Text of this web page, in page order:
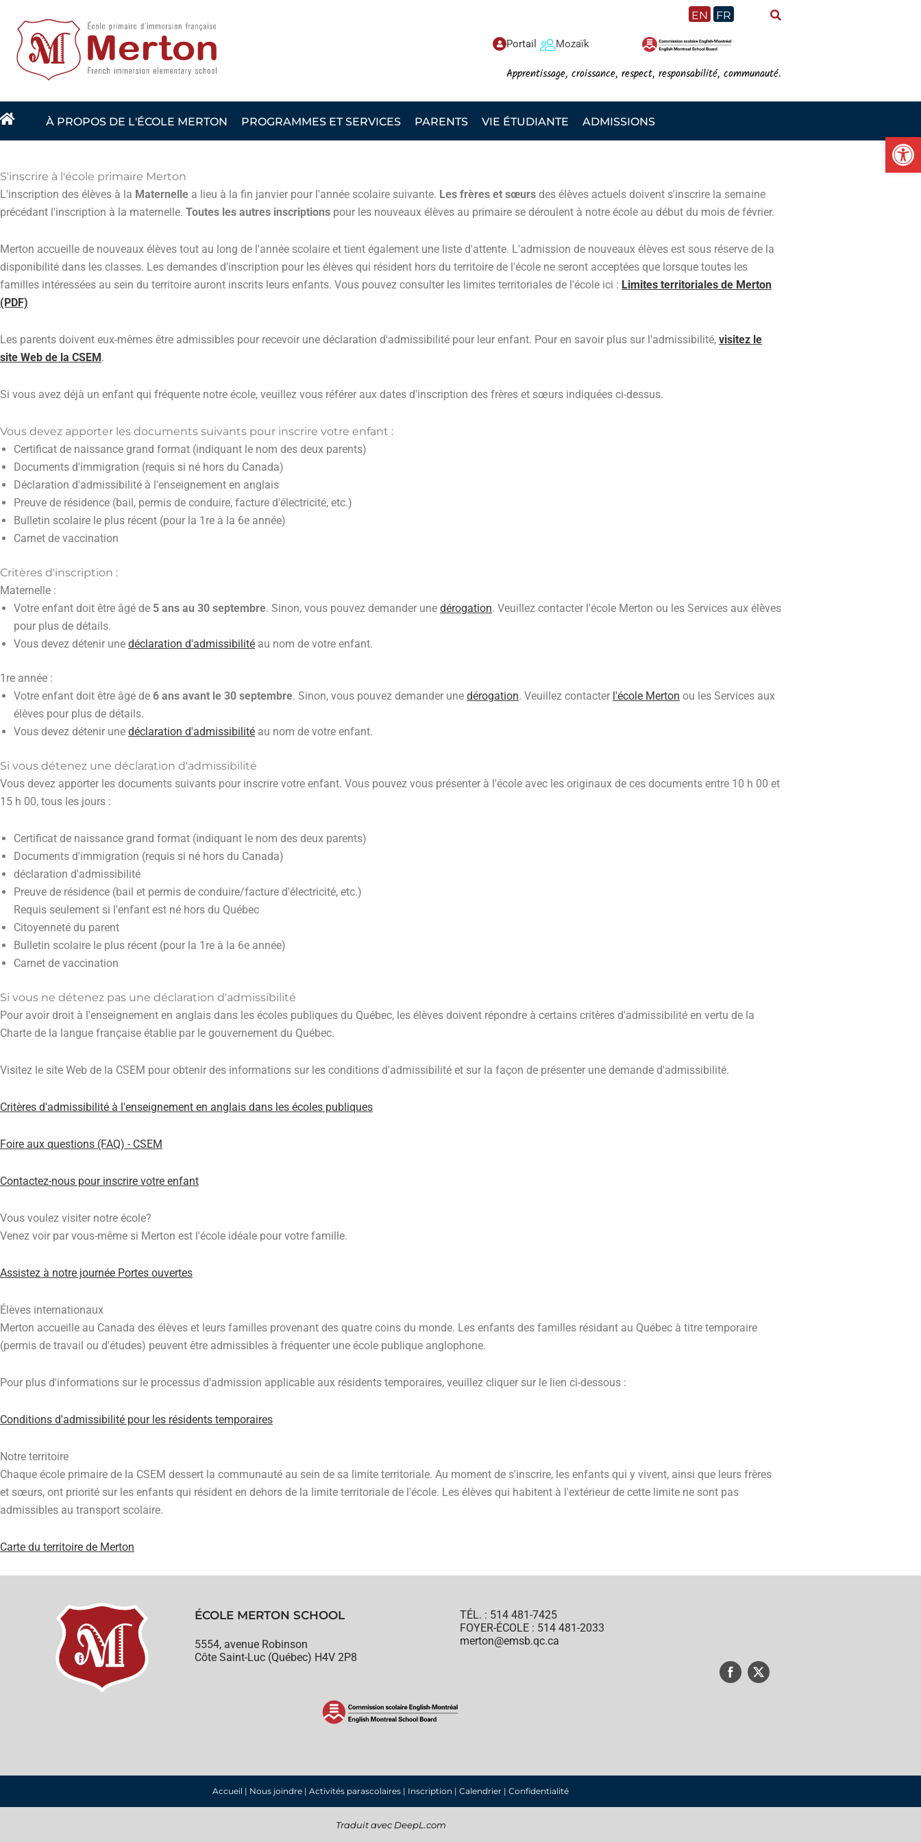
EN FR
Portail Mozaïk
Apprentissage, croissance, respect, responsabilité, communauté.
À PROPOS DE L'ÉCOLE MERTON PROGRAMMES ET SERVICES PARENTS VIE ÉTUDIANTE ADMISSIONS
S'inscrire à l'école primaire Merton
L'inscription des élèves à la Maternelle a lieu à la fin janvier pour l'année scolaire suivante. Les frères et sœurs des élèves actuels doivent s'inscrire la semaine
précédant l'inscription à la maternelle. Toutes les autres inscriptions pour les nouveaux élèves au primaire se déroulent à notre école au début du mois de février.
Merton accueille de nouveaux élèves tout au long de l'année scolaire et tient également une liste d'attente. L'admission de nouveaux élèves est sous réserve de la
disponibilité dans les classes. Les demandes d'inscription pour les élèves qui résident hors du territoire de l'école ne seront acceptées que lorsque toutes les
familles intéressées au sein du territoire auront inscrits leurs enfants. Vous pouvez consulter les limites territoriales de l'école ici : Limites territoriales de Merton
(PDF)
Les parents doivent eux-mêmes être admissibles pour recevoir une déclaration d'admissibilité pour leur enfant. Pour en savoir plus sur l'admissibilité, visitez le
site Web de la CSEM.
Si vous avez déjà un enfant qui fréquente notre école, veuillez vous référer aux dates d'inscription des frères et sœurs indiquées ci-dessus.
Vous devez apporter les documents suivants pour inscrire votre enfant :
Certificat de naissance grand format (indiquant le nom des deux parents)
Documents d'immigration (requis si né hors du Canada)
Déclaration d'admissibilité à l'enseignement en anglais
Preuve de résidence (bail, permis de conduire, facture d'électricité, etc.)
Bulletin scolaire le plus récent (pour la 1re à la 6e année)
Carnet de vaccination
Critères d'inscription :
Maternelle :
Votre enfant doit être âgé de 5 ans au 30 septembre. Sinon, vous pouvez demander une dérogation. Veuillez contacter l'école Merton ou les Services aux élèves
pour plus de détails.
Vous devez détenir une déclaration d'admissibilité au nom de votre enfant.
1re année :
Votre enfant doit être âgé de 6 ans avant le 30 septembre. Sinon, vous pouvez demander une dérogation. Veuillez contacter l'école Merton ou les Services aux
élèves pour plus de détails.
Vous devez détenir une déclaration d'admissibilité au nom de votre enfant.
Si vous détenez une déclaration d'admissibilité
Vous devez apporter les documents suivants pour inscrire votre enfant. Vous pouvez vous présenter à l'école avec les originaux de ces documents entre 10 h 00 et
15 h 00, tous les jours :
Certificat de naissance grand format (indiquant le nom des deux parents)
Documents d'immigration (requis si né hors du Canada)
déclaration d'admissibilité
Preuve de résidence (bail et permis de conduire/facture d'électricité, etc.)
Requis seulement si l'enfant est né hors du Québec
Citoyenneté du parent
Bulletin scolaire le plus récent (pour la 1re à la 6e année)
Carnet de vaccination
Si vous ne détenez pas une déclaration d'admissibilité
Pour avoir droit à l'enseignement en anglais dans les écoles publiques du Québec, les élèves doivent répondre à certains critères d'admissibilité en vertu de la
Charte de la langue française établie par le gouvernement du Québec.
Visitez le site Web de la CSEM pour obtenir des informations sur les conditions d'admissibilité et sur la façon de présenter une demande d'admissibilité.
Critères d'admissibilité à l'enseignement en anglais dans les écoles publiques
Foire aux questions (FAQ) - CSEM
Contactez-nous pour inscrire votre enfant
Vous voulez visiter notre école?
Venez voir par vous-même si Merton est l'école idéale pour votre famille.
Assistez à notre journée Portes ouvertes
Élèves internationaux
Merton accueille au Canada des élèves et leurs familles provenant des quatre coins du monde. Les enfants des familles résidant au Québec à titre temporaire
(permis de travail ou d'études) peuvent être admissibles à fréquenter une école publique anglophone.
Pour plus d'informations sur le processus d'admission applicable aux résidents temporaires, veuillez cliquer sur le lien ci-dessous :
Conditions d'admissibilité pour les résidents temporaires
Notre territoire
Chaque école primaire de la CSEM dessert la communauté au sein de sa limite territoriale. Au moment de s'inscrire, les enfants qui y vivent, ainsi que leurs frères
et sœurs, ont priorité sur les enfants qui résident en dehors de la limite territoriale de l'école. Les élèves qui habitent à l'extérieur de cette limite ne sont pas
admissibles au transport scolaire.
Carte du territoire de Merton
ÉCOLE MERTON SCHOOL
5554, avenue Robinson
Côte Saint-Luc (Québec) H4V 2P8
TÉL. : 514 481-7425
FOYER-ÉCOLE : 514 481-2033
merton@emsb.qc.ca
Accueil | Nous joindre | Activités parascolaires | Inscription | Calendrier | Confidentialité
Traduit avec DeepL.com